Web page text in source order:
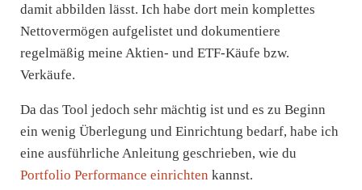
damit abbilden lässt. Ich habe dort mein komplettes
Nettovermögen aufgelistet und dokumentiere
regelmäßig meine Aktien- und ETF-Käufe bzw.
Verkäufe.
Da das Tool jedoch sehr mächtig ist und es zu Beginn
ein wenig Überlegung und Einrichtung bedarf, habe ich
eine ausführliche Anleitung geschrieben, wie du
Portfolio Performance einrichten kannst.